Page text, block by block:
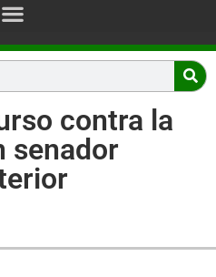
contra la
senador